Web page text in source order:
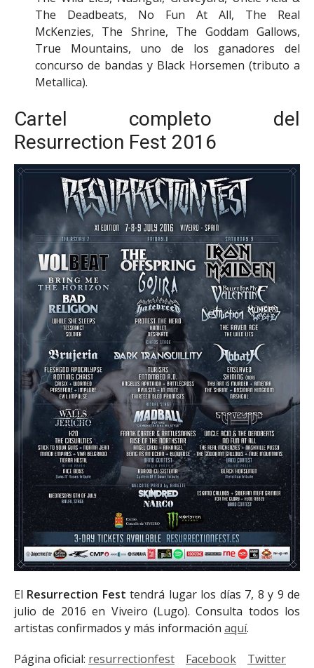
The Deadbeats, No Fun At All, The Real
McKenzies, The Shrine, The Goddam Gallows,
True Mountains, uno de los ganadores del
concurso de bandas y Black Horsemen (tributo a
Metallica).
Cartel completo del
Resurrection Fest 2016
El Resurrection Festtendrá lugar los días 7, 8 y 9 de
julio de 2016 en Viveiro (Lugo). Consulta todos los
artistas confirmados y más información aquí.
Página oficial: resurrectionfest Facebook Twitter